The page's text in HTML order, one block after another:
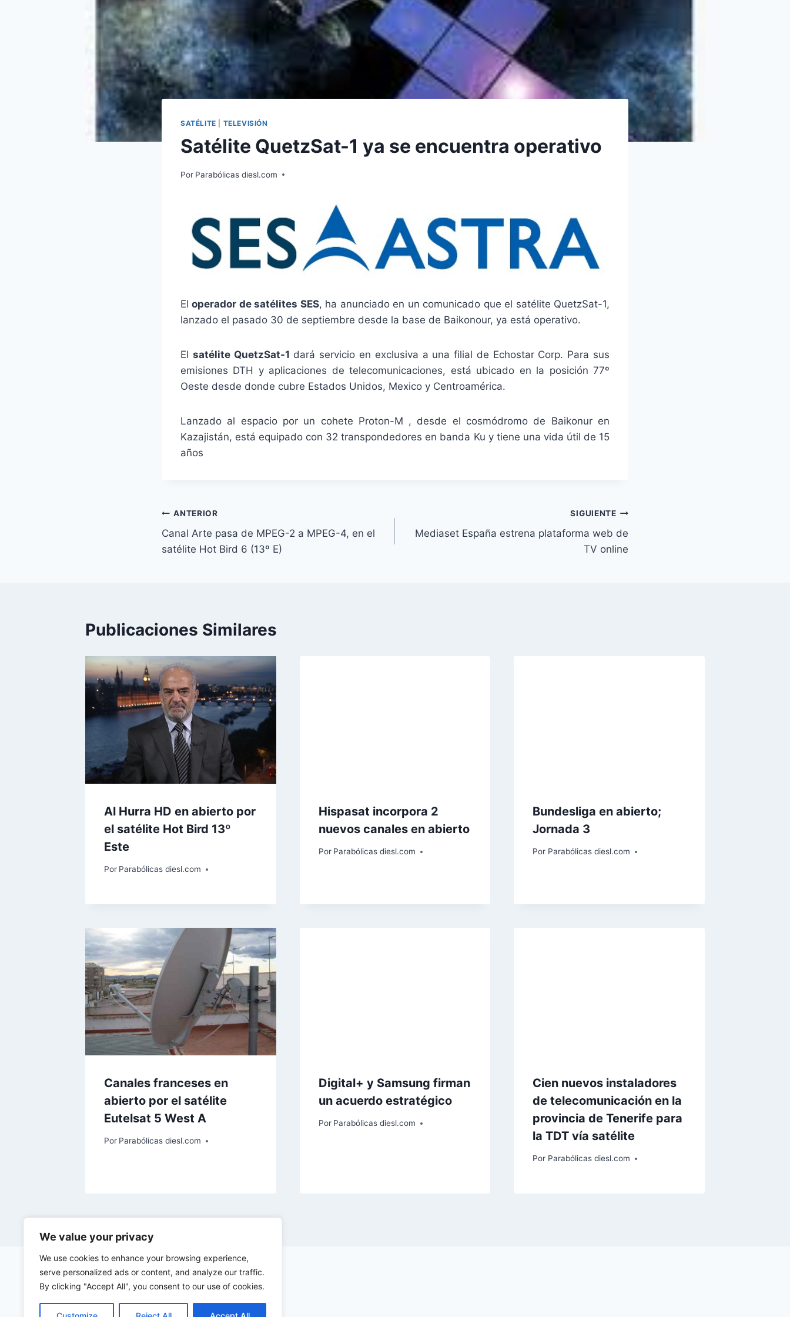
We value your privacy
We use cookies to enhance your browsing experience,
serve personalized ads or content, and analyze our traffic.
By clicking "Accept All", you consent to our use of cookies.
SATÉLITE TELEVISIÓN
Satélite QuetzSat-1 ya se encuentra operativo
Por Parabólicas diesl.com
Eloperador de satélites SES, ha anunciado en un comunicado que el satélite QuetzSat-1,
lanzado el pasado 30 de septiembre desde la base de Baikonour, ya está operativo.
El satélite QuetzSat-1 dará servicio en exclusiva a una filial de Echostar Corp. Para sus
emisiones DTH y aplicaciones de telecomunicaciones, está ubicado en la posición 77º
Oeste desde donde cubre Estados Unidos, Mexico y Centroamérica.
Lanzado al espacio por un cohete Proton-M , desde el cosmódromo de Baikonur en
Kazajistán, está equipado con 32 transpondedores en banda Ku y tiene una vida útil de 15
años
Navegación
de
ANTERIOR
Canal Arte pasa de MPEG-2 a MPEG-4, en el
satélite Hot Bird 6 (13º E)
SIGUIENTE
Mediaset España estrena plataforma web de
TV online
Publicaciones Similares
Al Hurra HD en abierto por
el satélite Hot Bird 13º
Este
Por Parabólicas diesl.com
Hispasat incorpora 2
nuevos canales en abierto
Por Parabólicas diesl.com
Bundesliga en abierto;
Jornada 3
Por Parabólicas diesl.com
Canales franceses en
abierto por el satélite
Eutelsat 5 West A
Por Parabólicas diesl.com
Digital+ y Samsung firman
un acuerdo estratégico
Por Parabólicas diesl.com
Cien nuevos instaladores
de telecomunicación en la
provincia de Tenerife para
la TDT vía satélite
Por Parabólicas diesl.com